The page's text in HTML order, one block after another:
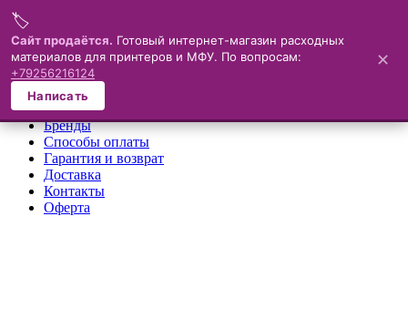
Меню
×
О компании
Каталог
Бренды
Способы оплаты
Гарантия и возврат
Доставка
Контакты
Оферта
🏷️
Сайт продаётся. Готовый интернет-магазин расходных
материалов для принтеров и МФУ. По вопросам:
+79256216124
Написать
✕